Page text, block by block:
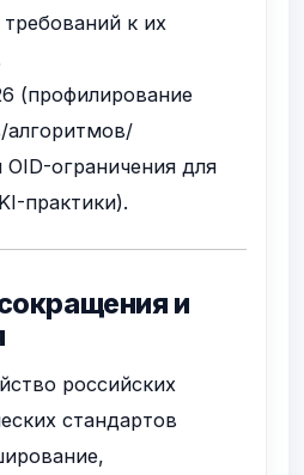
к их
(профилирование
алгоритмов/
ограничения для
практики).
и
российских
стандартов